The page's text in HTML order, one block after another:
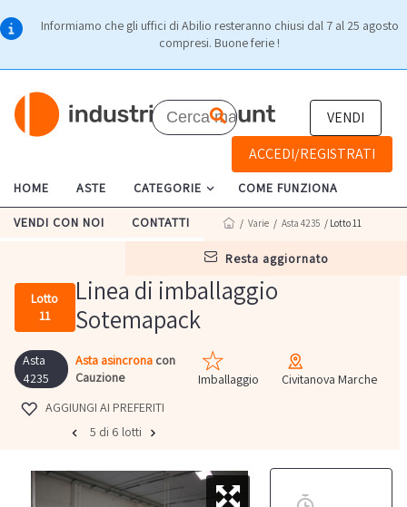
Informiamo che gli uffici di Abilio resteranno chiusi dal 7 al 25 agosto
compresi. Buone ferie !
VENDI
ACCEDI/REGISTRATI
HOME ASTE CATEGORIE COME FUNZIONA
VENDI CON NOI CONTATTI
resta aggiornato
/ Varie / Asta 4235 / Lotto 11
Lotto
11
Linea di imballaggio
Sotemapack
Asta
4235
Asta asincrona con
Cauzione
Imballaggio
Civitanova Marche
AGGIUNGI AI PREFERITI
5 di 6 lotti